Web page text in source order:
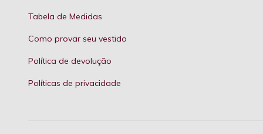
Tabela de Medidas
Como provar seu vestido
Política de devolução
Políticas de privacidade